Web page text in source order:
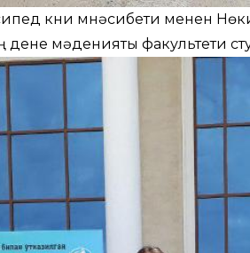
күни мүнәсибети менен
мәденияты факультети